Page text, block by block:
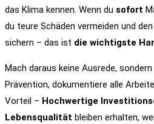
das Klima kennen. Wenn du sofort
du teure Schäden vermeiden und
sichern – das ist die wichtigste
Mach daraus keine Ausrede,
Prävention, dokumentiere alle
Vorteil – Hochwertige
Lebensqualität bleiben erhalten,